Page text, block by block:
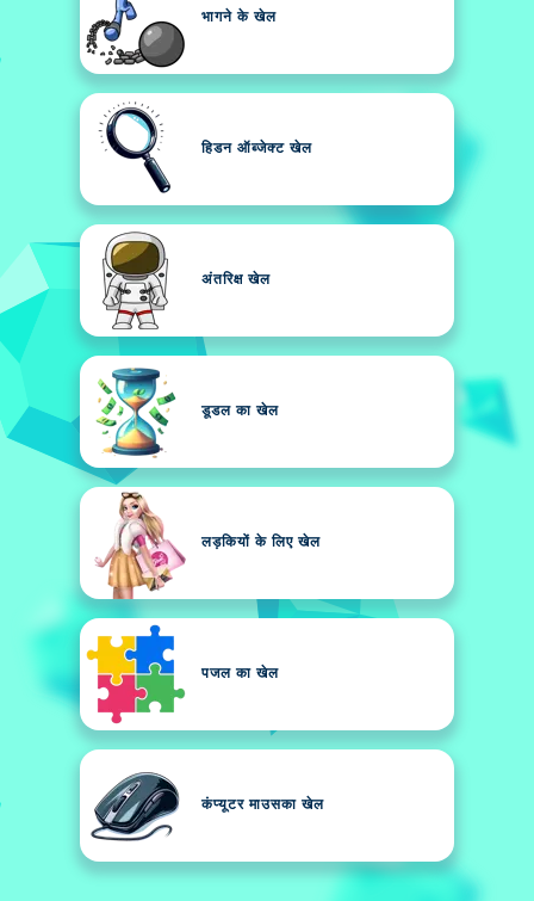
भागने के खेल
हिडन ऑब्जेक्ट खेल
अंतरिक्ष खेल
डूडल का खेल
लड़कियों के लिए खेल
पजल का खेल
कंप्यूटर माउसका खेल